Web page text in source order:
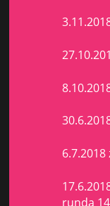
runda